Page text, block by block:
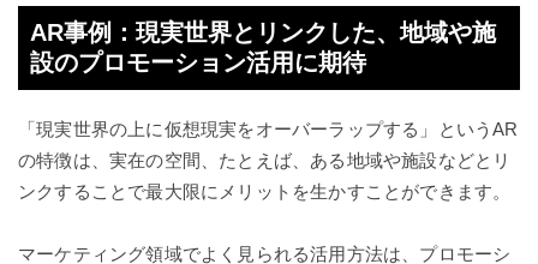
AR事例：現実世界とリンクした、地域や施
設のプロモーション活用に期待
「現実世界の上に仮想現実をオーバーラップする」というAR
の特徴は、実在の空間、たとえば、ある地域や施設などとリ
ンクすることで最大限にメリットを生かすことができます。
マーケティング領域でよく見られる活用方法は、プロモーシ